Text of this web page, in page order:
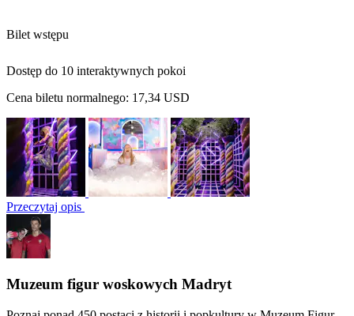
Bilet wstępu
Dostęp do 10 interaktywnych pokoi
Cena biletu normalnego: 17,34 USD
Przeczytaj opis
Muzeum figur woskowych Madryt